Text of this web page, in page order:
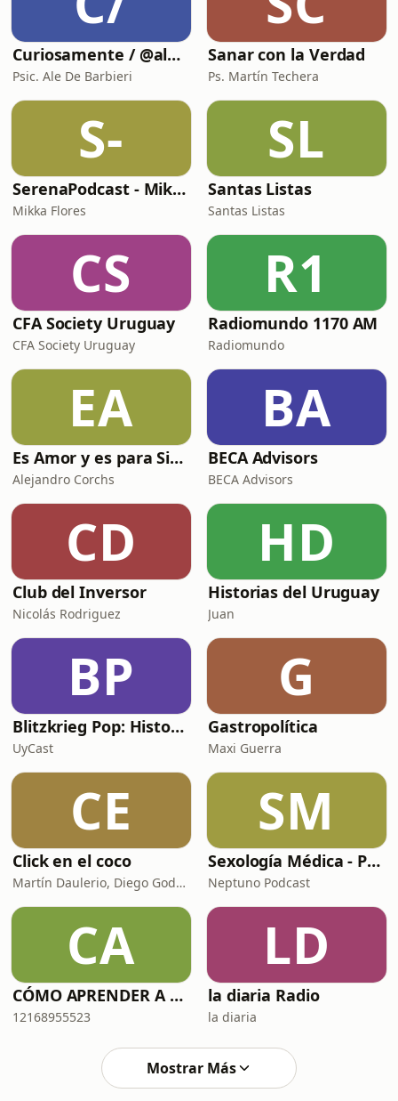
Curiosamente / @aledebarbieri
Psic. Ale De Barbieri
Sanar con la Verdad
Ps. Martín Techera
S-
SerenaPodcast - Mikka Flores
Mikka Flores
SL
Santas Listas
Santas Listas
CS
CFA Society Uruguay
CFA Society Uruguay
R1
Radiomundo 1170 AM
Radiomundo
EA
Es Amor y es para Siempre
Alejandro Corchs
BA
BECA Advisors
BECA Advisors
CD
Club del Inversor
Nicolás Rodriguez
HD
Historias del Uruguay
Juan
BP
Blitzkrieg Pop: Historias de la Segunda Guerra Mundial
UyCast
G
Gastropolítica
Maxi Guerra
CE
Click en el coco
Martín Daulerio, Diego Godoy y Edu Sanguinetti
SM
Sexología Médica - Podcast del Dr. Santiago Cedrés
Neptuno Podcast
CA
CÓMO APRENDER A DECIR NO (SIN MORIR EN EL INTENTO)
12168955523
LD
la diaria Radio
la diaria
Mostrar Más